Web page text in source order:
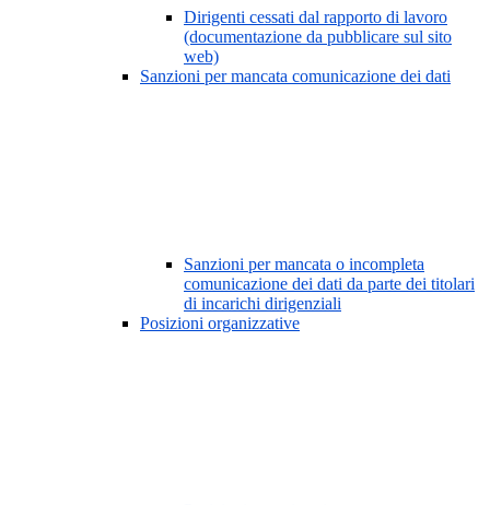
Dirigenti cessati dal rapporto di lavoro
(documentazione da pubblicare sul sito
web)
Sanzioni per mancata comunicazione dei dati
Sanzioni per mancata o incompleta
comunicazione dei dati da parte dei titolari
di incarichi dirigenziali
Posizioni organizzative